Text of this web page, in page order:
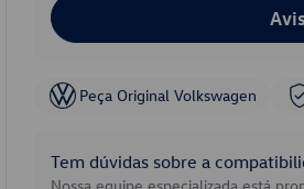
Peça Original Volkswagen
Tem dúvidas sobre a